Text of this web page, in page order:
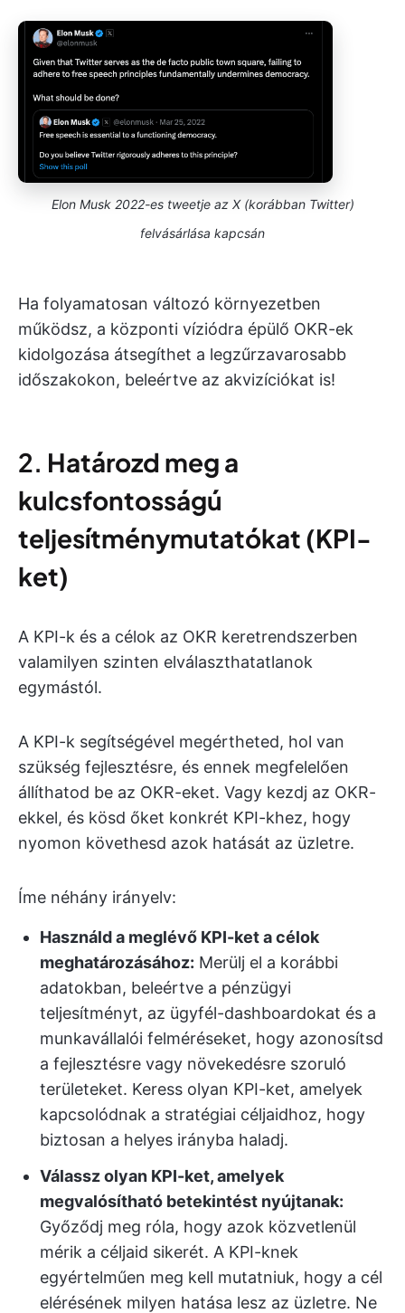
Elon Musk 2022-es tweetje az X (korábban Twitter)
felvásárlása kapcsán
Ha folyamatosan változó környezetben
működsz, a központi víziódra épülő OKR-ek
kidolgozása átsegíthet a legzűrzavarosabb
időszakokon, beleértve az akvizíciókat is!
2. Határozd meg a
kulcsfontosságú
teljesítménymutatókat (KPI-
ket)
A KPI-k és a célok az OKR keretrendszerben
valamilyen szinten elválaszthatatlanok
egymástól.
A KPI-k segítségével megértheted, hol van
szükség fejlesztésre, és ennek megfelelően
állíthatod be az OKR-eket. Vagy kezdj az OKR-
ekkel, és kösd őket konkrét KPI-khez, hogy
nyomon követhesd azok hatását az üzletre.
Íme néhány irányelv:
Használd a meglévő KPI-ket a célok
meghatározásához: Merülj el a korábbi
adatokban, beleértve a pénzügyi
teljesítményt, az ügyfél-dashboardokat és a
munkavállalói felméréseket, hogy azonosítsd
a fejlesztésre vagy növekedésre szoruló
területeket. Keress olyan KPI-ket, amelyek
kapcsolódnak a stratégiai céljaidhoz, hogy
biztosan a helyes irányba haladj.
Válassz olyan KPI-ket, amelyek
megvalósítható betekintést nyújtanak:
Győződj meg róla, hogy azok közvetlenül
mérik a céljaid sikerét. A KPI-knek
egyértelműen meg kell mutatniuk, hogy a cél
elérésének milyen hatása lesz az üzletre. Ne